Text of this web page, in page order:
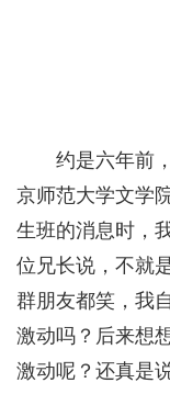
约是六年前
京师范大学文学
生班的消息时，
位兄长说，不就
群朋友都笑，我
激动吗？后来想
激动呢？还真是